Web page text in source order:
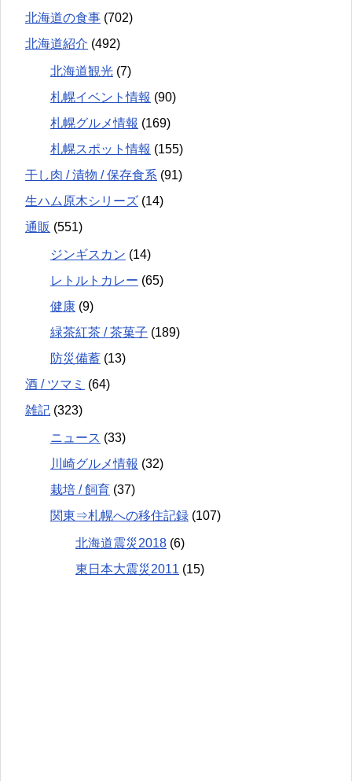
北海道の食事 (702)
北海道紹介 (492)
北海道観光 (7)
札幌イベント情報 (90)
札幌グルメ情報 (169)
札幌スポット情報 (155)
干し肉 / 漬物 / 保存食系 (91)
生ハム原木シリーズ (14)
通販 (551)
ジンギスカン (14)
レトルトカレー (65)
健康 (9)
緑茶紅茶 / 茶菓子 (189)
防災備蓄 (13)
酒 / ツマミ (64)
雑記 (323)
ニュース (33)
川崎グルメ情報 (32)
栽培 / 飼育 (37)
関東⇒札幌への移住記録 (107)
北海道震災2018 (6)
東日本大震災2011 (15)